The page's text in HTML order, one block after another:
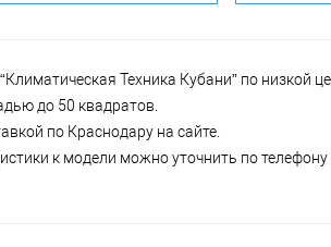
Техника Кубани” по низкой
до 50 квадратов.
по Краснодару на сайте.
к модели можно уточнить по